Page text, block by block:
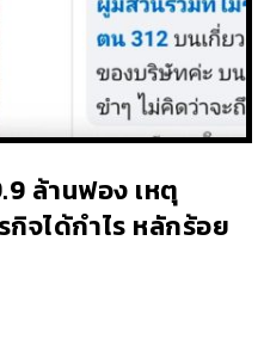
ล้านฟอง เหตุ
กิจได้กำไร หลักร้อย